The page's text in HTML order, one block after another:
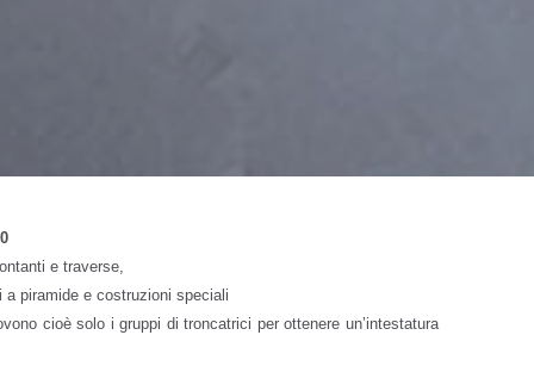
e traverse,
a piramide e costruzioni speciali
cioè solo i gruppi di troncatrici per ottenere un’intestatura